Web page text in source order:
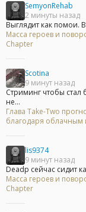
SemyonRehab
2 минуты назад
Выглядит как помои.
Масса героев и
Chapter
Scotina
9 минут назад
Стриминг чтобы
не...
Глава Take-Two
благодаря облачным
lis9374
9 минут назад
Deadp сейчас сидит
Масса героев и
Chapter